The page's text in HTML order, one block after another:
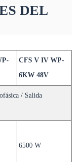
DEL
CFS V IV WP-
6KW 48V
/ Salida
6500 W